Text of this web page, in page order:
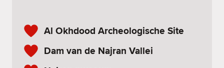
Al Okhdood Archeologische Site
Dam van de Najran Vallei